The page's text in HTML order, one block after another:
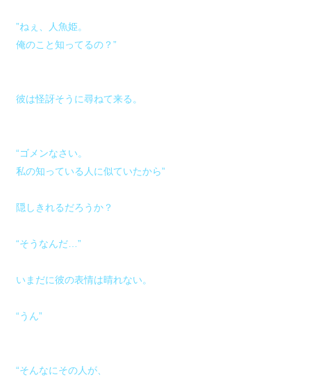
”ねぇ、人魚姫。
俺のこと知ってるの？”
彼は怪訝そうに尋ねて来る。
“ゴメンなさい。
私の知っている人に似ていたから”
隠しきれるだろうか？
“そうなんだ…”
いまだに彼の表情は晴れない。
“うん”
“そんなにその人が、